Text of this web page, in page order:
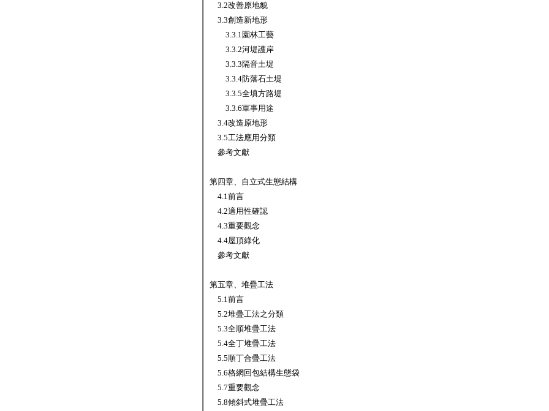
3.2改善原地貌
3.3創造新地形
3.3.1園林工藝
3.3.2河堤護岸
3.3.3隔音土堤
3.3.4防落石土堤
3.3.5全填方路堤
3.3.6軍事用途
3.4改造原地形
3.5工法應用分類
參考文獻
第四章、自立式生態結構
4.1前言
4.2適用性確認
4.3重要觀念
4.4屋頂綠化
參考文獻
第五章、堆疊工法
5.1前言
5.2堆疊工法之分類
5.3全順堆疊工法
5.4全丁堆疊工法
5.5順丁合疊工法
5.6格網回包結構生態袋
5.7重要觀念
5.8傾斜式堆疊工法